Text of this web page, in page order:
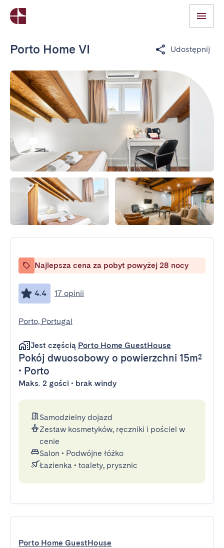
Porto Home VI Udostępnij
Najlepsza cena za pobyt powyżej 28 nocy
4.4 17 opinii
Porto, Portugal
Jest częścią Porto Home GuestHouse
Pokój dwuosobowy o powierzchni 15m²
• Porto
Maks. 2 gości • brak windy
Samodzielny dojazd
Zestaw kosmetyków, ręczniki i pościel w
cenie
Salon • Podwójne łóżko
Łazienka • toalety, prysznic
Porto Home GuestHouse